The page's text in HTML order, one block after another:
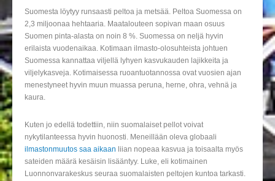
Suomesta löytyy runsaasti peltoa ja metsää. Peltoa Suomessa on
2,3 miljoonaa hehtaaria. Maatalouteen sopivan maan osuus
Suomen pinta-alasta on noin 8 %. Suomessa on neljä hyvin
erilaista vuodenaikaa. Kotimaan ilmasto-olosuhteista johtuen
Suomessa kannattaa viljellä lyhyen kasvukauden lajikkeita ja
viljelykasveja. Kotimaisessa ruoantuotannossa ovat vuosien ajan
menestyneet hyvin muun muassa peruna, herne, ohra, vehnä ja
kaura.
Kuten jo edellä todettiin, niin suomalaiset pellot voivat
nykytilanteessa hyvin huonosti. Meneillään oleva globaali
ilmastonmuutos saa aikaan liian nopeaa kasvua ja toisaalta myös
sateiden määrä kesäisin lisääntyy. Luke, eli kotimainen
Luonnonvarakeskus seuraa suomalaisten peltojen kuntoa tarkasti.